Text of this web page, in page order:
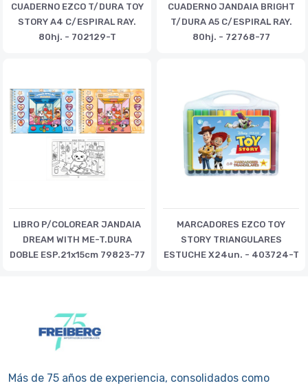
CUADERNO EZCO T/DURA TOY
STORY A4 C/ESPIRAL RAY.
80hj. - 702129-T
CUADERNO JANDAIA BRIGHT
T/DURA A5 C/ESPIRAL RAY.
80hj. - 72768-77
LIBRO P/COLOREAR JANDAIA
DREAM WITH ME-T.DURA
DOBLE ESP.21x15cm 79823-77
MARCADORES EZCO TOY
STORY TRIANGULARES
ESTUCHE X24un. - 403724-T
Más de 75 años de experiencia, consolidados como